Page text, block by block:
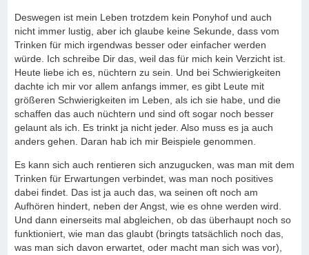
Deswegen ist mein Leben trotzdem kein Ponyhof und auch
nicht immer lustig, aber ich glaube keine Sekunde, dass vom
Trinken für mich irgendwas besser oder einfacher werden
würde. Ich schreibe Dir das, weil das für mich kein Verzicht ist.
Heute liebe ich es, nüchtern zu sein. Und bei Schwierigkeiten
dachte ich mir vor allem anfangs immer, es gibt Leute mit
größeren Schwierigkeiten im Leben, als ich sie habe, und die
schaffen das auch nüchtern und sind oft sogar noch besser
gelaunt als ich. Es trinkt ja nicht jeder. Also muss es ja auch
anders gehen. Daran hab ich mir Beispiele genommen.
Es kann sich auch rentieren sich anzugucken, was man mit dem
Trinken für Erwartungen verbindet, was man noch positives
dabei findet. Das ist ja auch das, wa seinen oft noch am
Aufhören hindert, neben der Angst, wie es ohne werden wird.
Und dann einerseits mal abgleichen, ob das überhaupt noch so
funktioniert, wie man das glaubt (bringts tatsächlich noch das,
was man sich davon erwartet, oder macht man sich was vor),